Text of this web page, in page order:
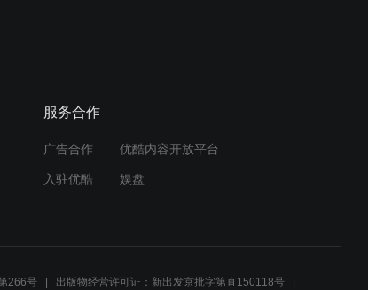
让伪军探路！
02:39
服务合作
广告合作 优酷内容开放平台
入驻优酷 娱盘
266号 出版物经营许可证：新出发京批字第直150118号